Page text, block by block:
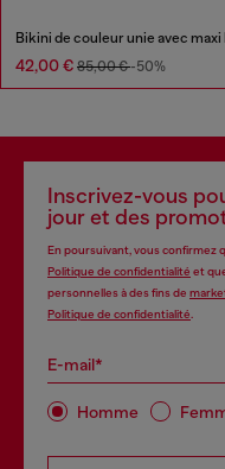
42,00 € 85,00 €-50%
Inscrivez-vous
jour et des
En poursuivant, vous confirmez
Politique de confidentialité et
personnelles à des fins de
Politique de confidentialité
E-mail*
Homme